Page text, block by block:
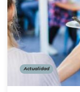
Actualidad